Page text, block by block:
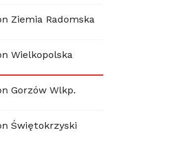
Ziemia Radomska
Wielkopolska
Gorzów Wlkp.
Świętokrzyski